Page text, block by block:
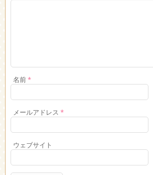
名前*
メールアドレス *
ウェブサイト